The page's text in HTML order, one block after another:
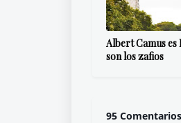
Albert Camus es
son los zafios
95 Comentarios